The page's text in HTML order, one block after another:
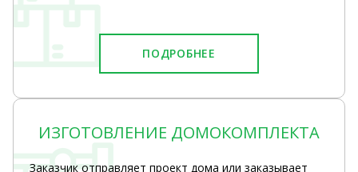
ПОДРОБНЕЕ
ИЗГОТОВЛЕНИЕ ДОМОКОМПЛЕКТА
Заказчик отправляет проект дома или заказывает